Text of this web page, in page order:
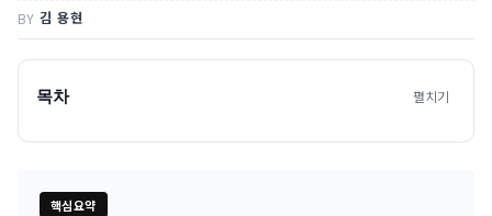
BY 김 용현
목차 펼치기
핵심요약